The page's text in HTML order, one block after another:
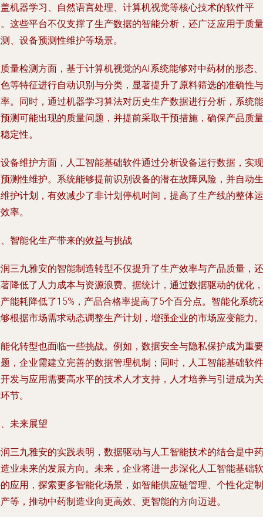
机器学习、自然语言处理、计算机视觉等核心技术的软件平
这些平台不仅支撑了生产数据的智能分析，还广泛应用于质量
、设备预测性维护等场景。
量检测方面，基于计算机视觉的AI系统能够对中药材的形态、
等特征进行自动识别与分类，显著提升了原料筛选的准确性与
。同时，通过机器学习算法对历史生产数据进行分析，系统能
测可能出现的质量问题，并提前采取干预措施，确保产品质量
定性。
备维护方面，人工智能基础软件通过分析设备运行数据，实现
测性维护。系统能够提前识别设备的潜在故障风险，并自动生
护计划，有效减少了非计划停机时间，提高了生产线的整体运
率。
智能化生产带来的效益与挑战
三九雅安的智能制造转型不仅提升了生产效率与产品质量，还
降低了人力成本与资源浪费。据统计，通过数据驱动的优化，
能耗降低了15%，产品合格率提高了5个百分点。智能化系统
根据市场需求动态调整生产计划，增强企业的市场应变能力。
化转型也面临一些挑战。例如，数据安全与隐私保护成为重要
，企业需建立完善的数据管理机制；同时，人工智能基础软件
发与应用需要高水平的技术人才支持，人才培养与引进成为关
节。
未来展望
三九雅安的实践表明，数据驱动与人工智能技术的结合是中药
业未来的发展方向。未来，企业将进一步深化人工智能基础软
应用，探索更多智能化场景，如智能供应链管理、个性化定制
等，推动中药制造业向更高效、更智能的方向迈进。